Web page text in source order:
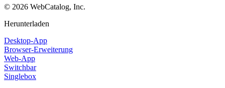
© 2026 WebCatalog, Inc.
Herunterladen
Desktop-App
Browser-Erweiterung
Web-App
Switchbar
Singlebox